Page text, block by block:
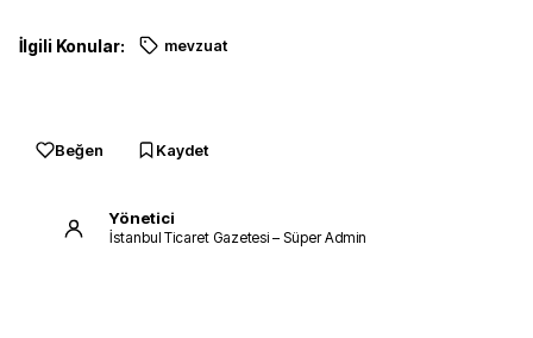
İlgili Konular: mevzuat
Beğen Kaydet
Yönetici
İstanbul Ticaret Gazetesi – Süper Admin